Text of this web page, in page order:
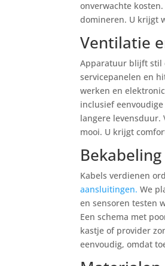
onverwachte
domineren. U krijgt
Ventilatie
Apparatuur blijft stil
servicepanelen en
werken en
inclusief
langere
mooi. U krijgt
Kabels verdienen
aansluitingen. We
en sensoren testen
Een schema met
kastje of provider
eenvoudig, omdat